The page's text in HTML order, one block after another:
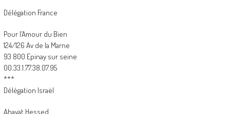
Délégation France
Pour l’Amour du Bien
124/126 Av de la Marne
93 800 Epinay sur seine
00.33.1.77.38.07.95
***
Délégation Israël
Ahavat Hessed